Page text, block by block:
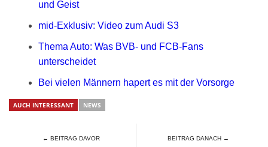
und Geist
mid-Exklusiv: Video zum Audi S3
Thema Auto: Was BVB- und FCB-Fans
unterscheidet
Bei vielen Männern hapert es mit der Vorsorge
AUCH INTERESSANT NEWS
← BEITRAG DAVOR BEITRAG DANACH →